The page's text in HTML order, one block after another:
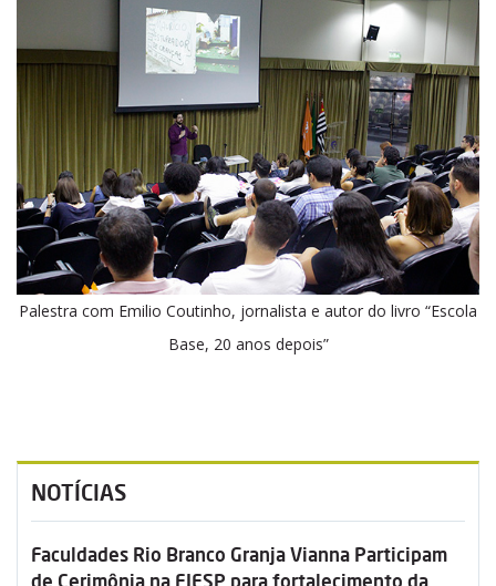
Palestra com Emilio Coutinho, jornalista e autor do livro “Escola
Base, 20 anos depois”
NOTÍCIAS
Faculdades Rio Branco Granja Vianna Participam
de Cerimônia na FIESP para fortalecimento da